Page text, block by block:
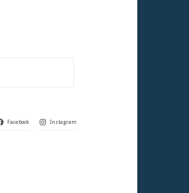
Facebook Instagram